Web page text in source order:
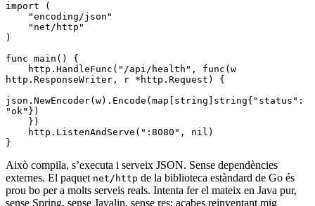
import (
    "encoding/json"
    "net/http"
)
func main () {
    http.
HandleFunc ( "/api/health" , func
http . ResponseWriter , r * http . Request ) {
json. NewEncoder(w). Encode ( map string string{ "status"
"ok" })
    })
    http.
ListenAndServe ( ":8080" , nil )
}
Això compila, s’executa i serveix JSON. Sense dependències
externes. El paquet net/http de la biblioteca estàndard de Go és
prou bo per a molts serveis reals. Intenta fer el mateix en Java pur,
sense Spring, sense Javalin, sense res: acabes reinventant mig